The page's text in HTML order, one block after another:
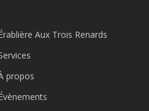
Aux Trois Renards
propos